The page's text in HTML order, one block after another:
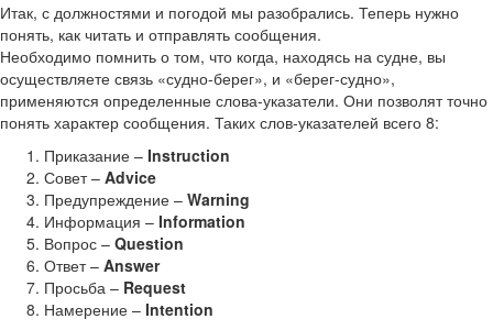
Итак, с должностями и погодой мы разобрались. Теперь нужно
понять, как читать и отправлять сообщения.
Необходимо помнить о том, что когда, находясь на судне, вы
осуществляете связь «судно-берег», и «берег-судно»,
применяются определенные слова-указатели. Они позволят точно
понять характер сообщения. Таких слов-указателей всего 8:
Приказание – Instruction
Совет – Advice
Предупреждение – Warning
Информация – Information
Вопрос – Question
Ответ – Answer
Просьба – Request
Намерение – Intention